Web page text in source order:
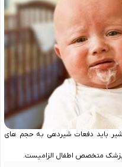
باید دفعات شیردهی به حجم های
پزشک متخصص اطفال الزامیست.